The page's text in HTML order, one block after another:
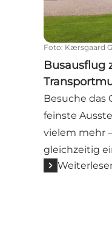
Foto: Kærsgaard
Busausflug
Besuche das
feinste
vielem mehr
gleichzeitig